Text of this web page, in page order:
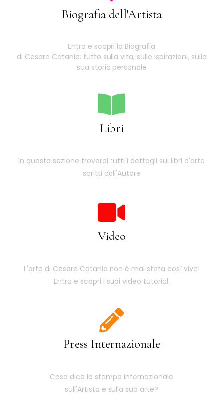
Biografia dell'Artista
Entra e scopri la Biografia
di Cesare Catania: tutto sulla vita, sulle ispirazioni, sulla
sua storia personale
Libri
In questa sezione troverai tutti i dettagli sui libri d'arte
scritti dall'Autore
Video
L'arte di Cesare Catania non è mai stata così viva!
Entra e scopri i suoi video tutorial.
Press Internazionale
Cosa dice la stampa internazionale
sull'Artista e sulla sua arte?